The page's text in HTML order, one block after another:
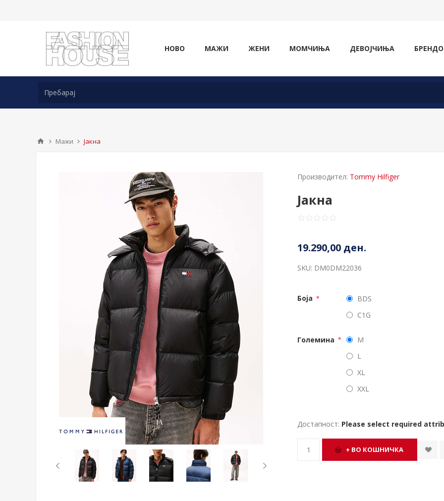
НОВО МАЖИ ЖЕНИ МОМЧИЊА ДЕВОЈЧИЊА
Мажи Јакна
Производител: Tommy Hilfiger
Јакна
19.290,00 ден.
SKU: DM0DM22036
Боја *
BDS
C1G
Големина *
M
L
XL
XXL
Достапност: Please select required